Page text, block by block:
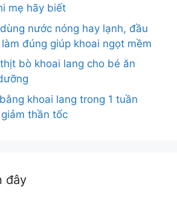
mẹ hãy biết
nước nóng hay lạnh, đầu
đúng giúp khoai ngọt mềm
bò khoai lang cho bé ăn
khoai lang trong 1 tuần
thần tốc
đây